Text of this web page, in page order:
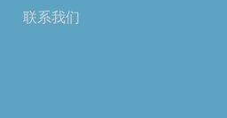
联系我们